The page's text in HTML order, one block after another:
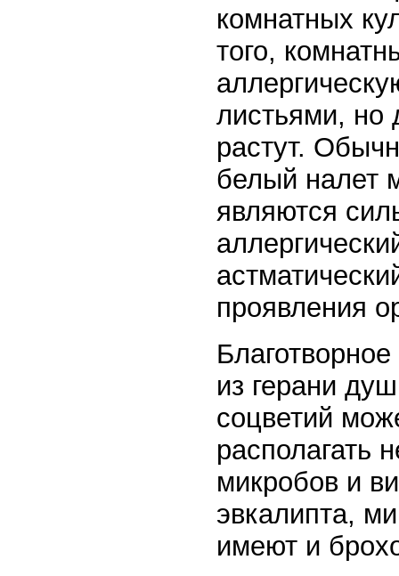
комнатных
того,
листьями, но
растут.
белый налет
являются
проявления
из герани
соцветий
располагать
микробов и
эвкалипта,
имеют и